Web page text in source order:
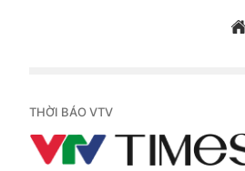
THỜI BÁO VTV